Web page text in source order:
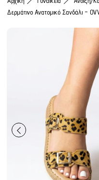
Δερμάτινο Ανατομικό Σανδάλι –